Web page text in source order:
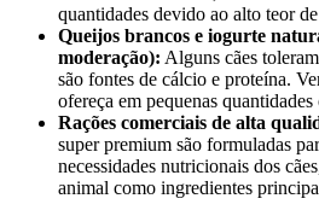
quantidades devido ao alto teor
Queijos brancos e iogurte
moderação): Alguns cães
são fontes de cálcio e proteína.
ofereça em pequenas
Rações comerciais de alta
super premium são formuladas
necessidades nutricionais dos
animal como ingredientes